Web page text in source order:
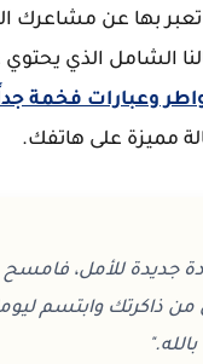
بها عن مشاعرك
الشامل الذي يحتوي
وعبارات فخمة
مميزة على هاتفك.
جديدة للأمل، فامسح
ذاكرتك وابتسم